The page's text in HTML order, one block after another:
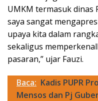
UMKM termasuk dinas
saya sangat
upaya kita dalam
sekaligus
pasaran,” ujar Fauzi.
Baca: Kadis PUPR
Mensos dan Pj